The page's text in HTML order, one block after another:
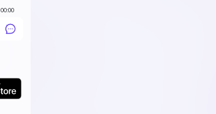
00:00